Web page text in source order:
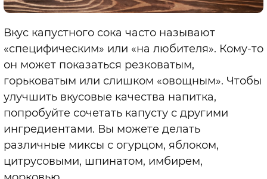
Вкус капустного сока часто называют
«специфическим» или «на любителя». Кому-то
он может показаться резковатым,
горьковатым или слишком «овощным». Чтобы
улучшить вкусовые качества напитка,
попробуйте сочетать капусту с другими
ингредиентами. Вы можете делать
различные миксы с огурцом, яблоком,
цитрусовыми, шпинатом, имбирем,